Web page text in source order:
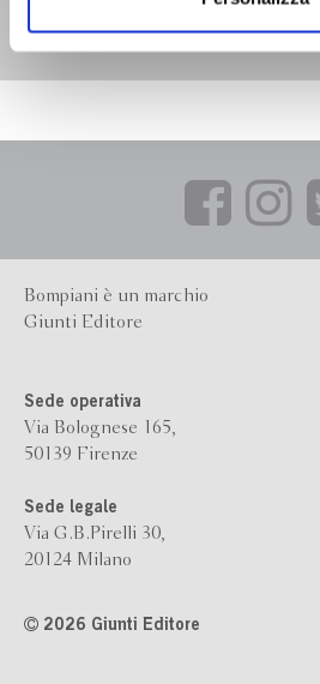
ogni momentoRevoca
Bompiani è un marchio
Giunti Editore
Sede operativa
Via Bolognese 165,
50139 Firenze
Sede legale
Via G.B.Pirelli 30,
20124 Milano
2026 Giunti Editore